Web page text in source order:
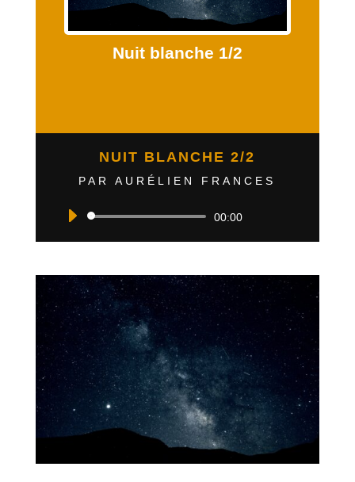
Nuit blanche 1/2
NUIT BLANCHE 2/2
PAR AURÉLIEN FRANCES
Lecteur
00:00